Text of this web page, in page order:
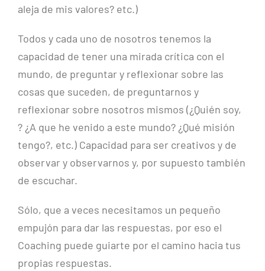
aleja de mis valores? etc.)
Todos y cada uno de nosotros tenemos la
capacidad de tener una mirada crítica con el
mundo, de preguntar y reflexionar sobre las
cosas que suceden, de preguntarnos y
reflexionar sobre nosotros mismos (¿Quién soy,
? ¿A que he venido a este mundo? ¿Qué misión
tengo?, etc.) Capacidad para ser creativos y de
observar y observarnos y, por supuesto también
de escuchar.
Sólo, que a veces necesitamos un pequeño
empujón para dar las respuestas, por eso el
Coaching puede guiarte por el camino hacia tus
propias respuestas.